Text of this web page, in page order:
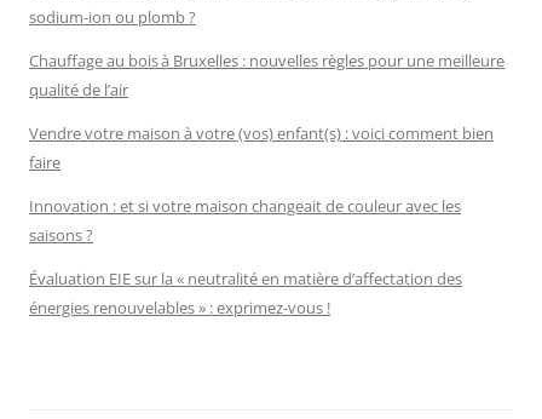
sodium-ion ou plomb ?
Chauffage au bois à Bruxelles : nouvelles règles pour une meilleure
qualité de l’air
Vendre votre maison à votre (vos) enfant(s) : voici comment bien
faire
Innovation : et si votre maison changeait de couleur avec les
saisons ?
Évaluation EIE sur la « neutralité en matière d’affectation des
énergies renouvelables » : exprimez-vous !